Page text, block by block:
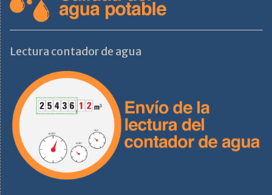
Lectura contador de agua